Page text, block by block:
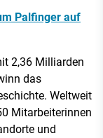
Palfinger auf
2,36 Milliarden
das
Weltweit
Mitarbeiterinnen
und